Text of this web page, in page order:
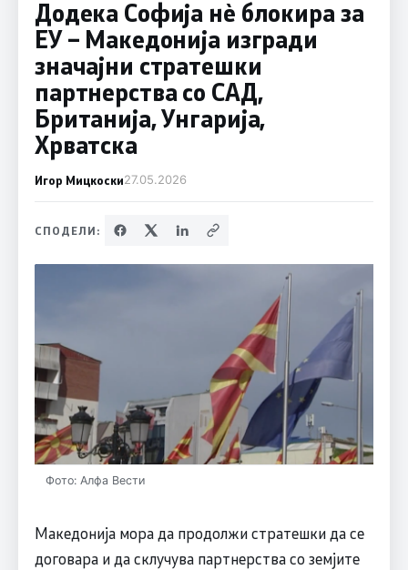
Додека Софија нè блокира за
ЕУ – Македонија изгради
значајни стратешки
партнерства со САД,
Британија, Унгарија,
Хрватска
Игор Мицкоски27.05.2026
СПОДЕЛИ:
Фото: Алфа Вести
Македонија мора да продолжи стратешки да се
договара и да склучува партнерства со земјите